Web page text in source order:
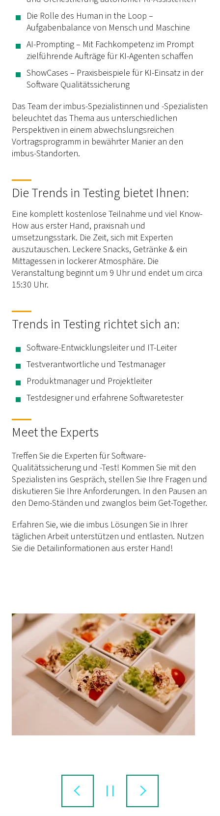
Die Rolle des Human in the Loop –
Aufgabenbalance von Mensch und Maschine
AI-Prompting – Mit Fachkompetenz im Prompt
zielführende Aufträge für KI-Agenten schaffen
ShowCases – Praxisbeispiele für KI-Einsatz in der
Software Qualitätssicherung
Das Team der imbus-Spezialistinnen und -Spezialisten
beleuchtet das Thema aus unterschiedlichen
Perspektiven in einem abwechslungsreichen
Vortragsprogramm in bewährter Manier an den
imbus-Standorten.
Die Trends in Testing bietet Ihnen:
Eine komplett kostenlose Teilnahme und viel Know-
How aus erster Hand, praxisnah und
umsetzungsstark. Die Zeit, sich mit Experten
auszutauschen. Leckere Snacks, Getränke & ein
Mittagessen in lockerer Atmosphäre. Die
Veranstaltung beginnt um 9 Uhr und endet um circa
15:30 Uhr.
Trends in Testing richtet sich an:
Software-Entwicklungsleiter und IT-Leiter
Testverantwortliche und Testmanager
Produktmanager und Projektleiter
Testdesigner und erfahrene Softwaretester
Meet the Experts
Treffen Sie die Experten für Software-
Qualitätssicherung und -Test! Kommen Sie mit den
Spezialisten ins Gespräch, stellen Sie Ihre Fragen und
diskutieren Sie Ihre Anforderungen. In den Pausen an
den Demo-Ständen und zwanglos beim Get-Together.
Erfahren Sie, wie die imbus Lösungen Sie in Ihrer
täglichen Arbeit unterstützen und entlasten. Nutzen
Sie die Detailinformationen aus erster Hand!